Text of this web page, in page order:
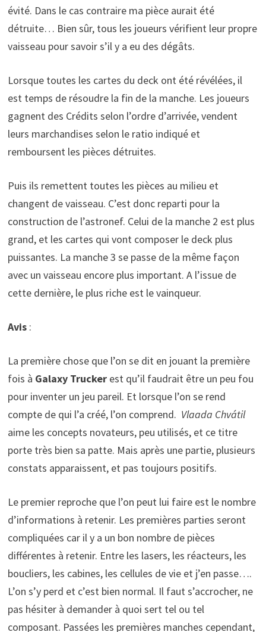
évité. Dans le cas contraire ma pièce aurait été
détruite… Bien sûr, tous les joueurs vérifient leur propre
vaisseau pour savoir s’il y a eu des dégâts.
Lorsque toutes les cartes du deck ont été révélées, il
est temps de résoudre la fin de la manche. Les joueurs
gagnent des Crédits selon l’ordre d’arrivée, vendent
leurs marchandises selon le ratio indiqué et
remboursent les pièces détruites.
Puis ils remettent toutes les pièces au milieu et
changent de vaisseau. C’est donc reparti pour la
construction de l’astronef. Celui de la manche 2 est plus
grand, et les cartes qui vont composer le deck plus
puissantes. La manche 3 se passe de la même façon
avec un vaisseau encore plus important. A l’issue de
cette dernière, le plus riche est le vainqueur.
Avis :
La première chose que l’on se dit en jouant la première
fois à Galaxy Truckerest qu’il faudrait être un peu fou
pour inventer un jeu pareil. Et lorsque l’on se rend
compte de qui l’a créé, l’on comprend. Vlaada Chvátil
aime les concepts novateurs, peu utilisés, et ce titre
porte très bien sa patte. Mais après une partie, plusieurs
constats apparaissent, et pas toujours positifs.
Le premier reproche que l’on peut lui faire est le nombre
d’informations à retenir. Les premières parties seront
compliquées car il y a un bon nombre de pièces
différentes à retenir. Entre les lasers, les réacteurs, les
boucliers, les cabines, les cellules de vie et j’en passe….
L’on s’y perd et c’est bien normal. Il faut s’accrocher, ne
pas hésiter à demander à quoi sert tel ou tel
composant. Passées les premières manches cependant,